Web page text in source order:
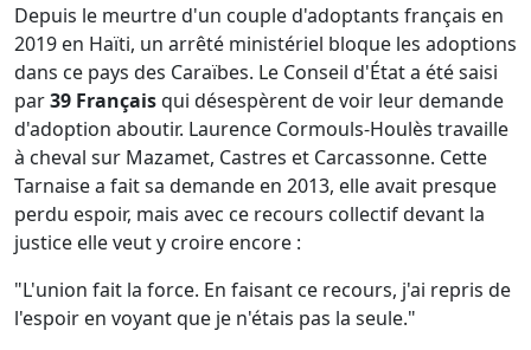
Depuis le meurtre d'un couple d'adoptants français en
2019 en Haïti, un arrêté ministériel bloque les adoptions
dans ce pays des Caraïbes. Le Conseil d'État a été saisi
par39 Françaisqui désespèrent de voir leur demande
d'adoption aboutir. Laurence Cormouls-Houlès travaille
à cheval sur Mazamet, Castres et Carcassonne. Cette
Tarnaise a fait sa demande en 2013, elle avait presque
perdu espoir, mais avec ce recours collectif devant la
justice elle veut y croire encore :
"L'union fait la force. En faisant ce recours, j'ai repris de
l'espoir en voyant que je n'étais pas la seule."